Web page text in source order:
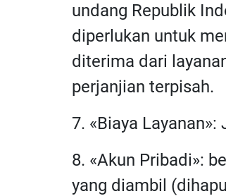
undang Republik
diperlukan untuk
diterima dari
perjanjian terpisah.
7. «Biaya
8. «Akun Pribadi»:
yang diambil